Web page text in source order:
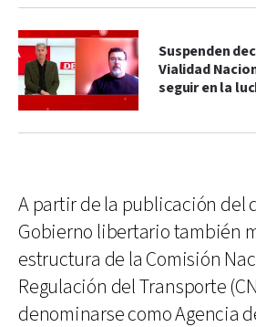
Suspenden
Vialidad
seguir en la
A partir de la publicación del
Gobierno libertario también
estructura de la Comisión
Regulación del Transporte
denominarse como Agencia